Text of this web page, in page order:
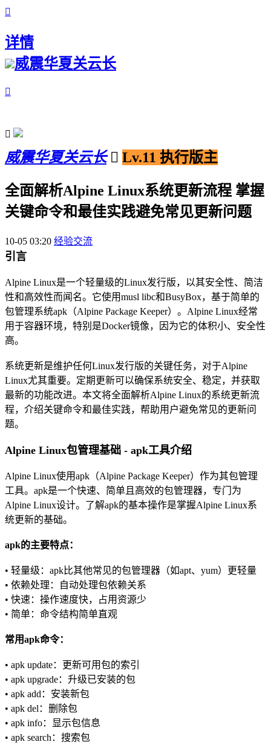

详情
威震华夏关云长


威震华夏关云长  Lv.11 执行版主
全面解析Alpine Linux系统更新流程 掌握
关键命令和最佳实践避免常见更新问题
10-05 03:20 经验交流
引言
Alpine Linux是一个轻量级的Linux发行版，以其安全性、简洁
性和高效性而闻名。它使用musl libc和BusyBox，基于简单的
包管理系统apk（Alpine Package Keeper）。Alpine Linux经常
用于容器环境，特别是Docker镜像，因为它的体积小、安全性
高。
系统更新是维护任何Linux发行版的关键任务，对于Alpine
Linux尤其重要。定期更新可以确保系统安全、稳定，并获取
最新的功能改进。本文将全面解析Alpine Linux的系统更新流
程，介绍关键命令和最佳实践，帮助用户避免常见的更新问
题。
Alpine Linux包管理基础 - apk工具介绍
Alpine Linux使用apk（Alpine Package Keeper）作为其包管理
工具。apk是一个快速、简单且高效的包管理器，专门为
Alpine Linux设计。了解apk的基本操作是掌握Alpine Linux系
统更新的基础。
apk的主要特点：
• 轻量级：apk比其他常见的包管理器（如apt、yum）更轻量
• 依赖处理：自动处理包依赖关系
• 快速：操作速度快，占用资源少
• 简单：命令结构简单直观
常用apk命令：
• apk update：更新可用包的索引
• apk upgrade：升级已安装的包
• apk add：安装新包
• apk del：删除包
• apk info：显示包信息
• apk search：搜索包